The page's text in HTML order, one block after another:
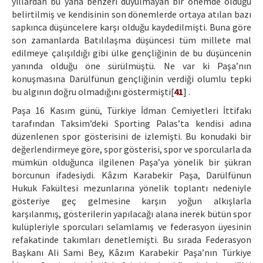
belirtilmiş ve kendisinin son dönemlerde ortaya atılan bazı
sapkınca düşüncelere karşı olduğu kaydedilmişti. Buna göre
son zamanlarda Batılılaşma düşüncesi tüm millete mal
edilmeye çalışıldığı gibi ülke gençliğinin de bu düşüncenin
yanında olduğu öne sürülmüştü. Ne var ki Paşa’nın
konuşmasına Darülfünun gençliğinin verdiği olumlu tepki
bu algının doğru olmadığını göstermişti[41] .
Paşa 16 Kasım günü, Türkiye İdman Cemiyetleri İttifakı
tarafından Taksim’deki Sporting Palas’ta kendisi adına
düzenlenen spor gösterisini de izlemişti. Bu konudaki bir
değerlendirmeye göre, spor gösterisi, spor ve sporcularla da
mümkün olduğunca ilgilenen Paşa’ya yönelik bir şükran
borcunun ifadesiydi. Kâzım Karabekir Paşa, Darülfünun
Hukuk Fakültesi mezunlarına yönelik toplantı nedeniyle
gösteriye geç gelmesine karşın yoğun alkışlarla
karşılanmış, gösterilerin yapılacağı alana inerek bütün spor
kulüpleriyle sporcuları selamlamış ve federasyon üyesinin
refakatinde takımları denetlemişti. Bu sırada Federasyon
Başkanı Ali Sami Bey, Kâzım Karabekir Paşa’nın Türkiye